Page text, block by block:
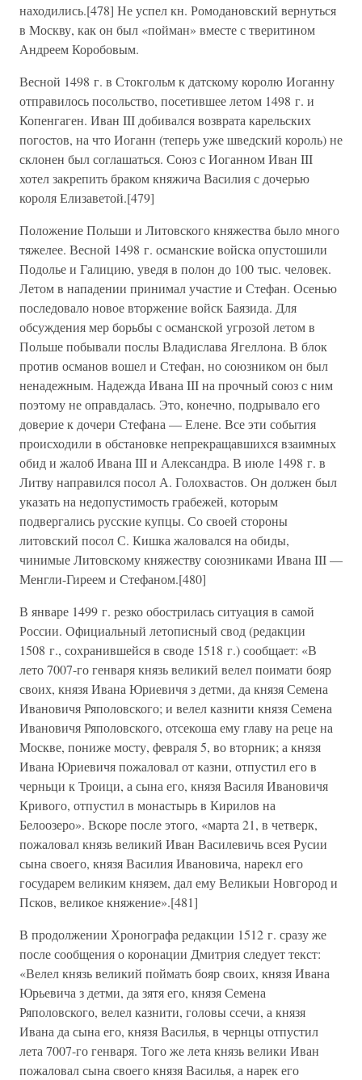
находились.[478] Не успел кн. Ромодановский вернуться
в Москву, как он был «пойман» вместе с тверитином
Андреем Коробовым.
Весной 1498 г. в Стокгольм к датскому королю Иоганну
отправилось посольство, посетившее летом 1498 г. и
Копенгаген. Иван III добивался возврата карельских
погостов, на что Иоганн (теперь уже шведский король) не
склонен был соглашаться. Союз с Иоганном Иван III
хотел закрепить браком княжича Василия с дочерью
короля Елизаветой.[479]
Положение Польши и Литовского княжества было много
тяжелее. Весной 1498 г. османские войска опустошили
Подолье и Галицию, уведя в полон до 100 тыс. человек.
Летом в нападении принимал участие и Стефан. Осенью
последовало новое вторжение войск Баязида. Для
обсуждения мер борьбы с османской угрозой летом в
Польше побывали послы Владислава Ягеллона. В блок
против османов вошел и Стефан, но союзником он был
ненадежным. Надежда Ивана III на прочный союз с ним
поэтому не оправдалась. Это, конечно, подрывало его
доверие к дочери Стефана — Елене. Все эти события
происходили в обстановке непрекращавшихся взаимных
обид и жалоб Ивана III и Александра. В июле 1498 г. в
Литву направился посол А. Голохвастов. Он должен был
указать на недопустимость грабежей, которым
подвергались русские купцы. Со своей стороны
литовский посол С. Кишка жаловался на обиды,
чинимые Литовскому княжеству союзниками Ивана III —
Менгли-Гиреем и Стефаном.[480]
В январе 1499 г. резко обострилась ситуация в самой
России. Официальный летописный свод (редакции
1508 г., сохранившейся в своде 1518 г.) сообщает: «В
лето 7007-го генваря князь великий велел поимати бояр
своих, князя Ивана Юриевичя з детми, да князя Семена
Ивановичя Ряполовского; и велел казнити князя Семена
Ивановичя Ряполовского, отсекоша ему главу на реце на
Москве, пониже мосту, февраля 5, во вторник; а князя
Ивана Юриевичя пожаловал от казни, отпустил его в
черньци к Троици, а сына его, князя Василя Ивановичя
Кривого, отпустил в монастырь в Кирилов на
Белоозеро». Вскоре после этого, «марта 21, в четверк,
пожаловал князь великий Иван Василевичь всея Русии
сына своего, князя Василия Ивановича, нарекл его
государем великим князем, дал ему Великыи Новгород и
Псков, великое княжение».[481]
В продолжении Хронографа редакции 1512 г. сразу же
после сообщения о коронации Дмитрия следует текст:
«Велел князь великий поймать бояр своих, князя Ивана
Юрьевича з детми, да зятя его, князя Семена
Ряполовского, велел казнити, головы ссечи, а князя
Ивана да сына его, князя Василья, в чернцы отпустил
лета 7007-го генваря. Того же лета князь велики Иван
пожаловал сына своего князя Василья, а нарек его